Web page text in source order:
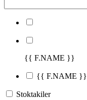
{{ F.NAME }}
{{ F.NAME }}
Stoktakiler